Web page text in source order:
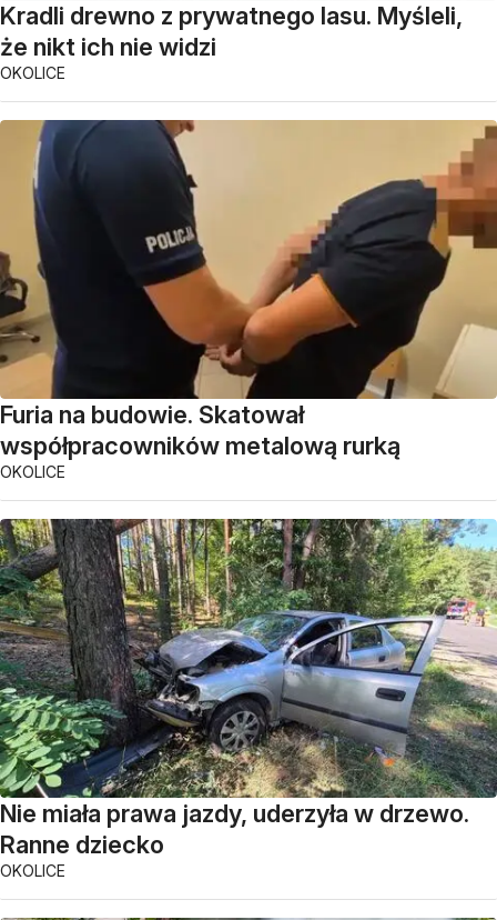
Kradli drewno z prywatnego lasu. Myśleli,
że nikt ich nie widzi
OKOLICE
Furia na budowie. Skatował
współpracowników metalową rurką
OKOLICE
Nie miała prawa jazdy, uderzyła w drzewo.
Ranne dziecko
OKOLICE